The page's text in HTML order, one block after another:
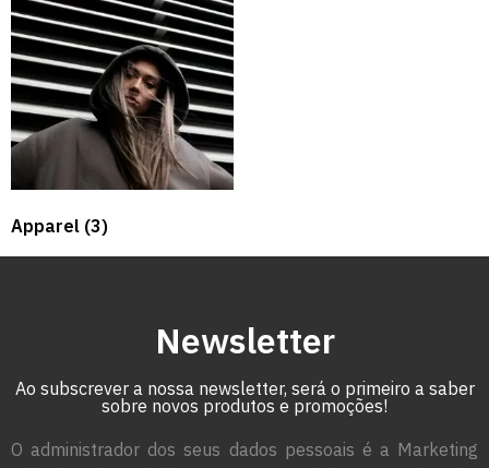
Apparel (3)
Newsletter
Ao subscrever a nossa newsletter, será o primeiro a saber
sobre novos produtos e promoções!
O administrador dos seus dados pessoais é a Marketing